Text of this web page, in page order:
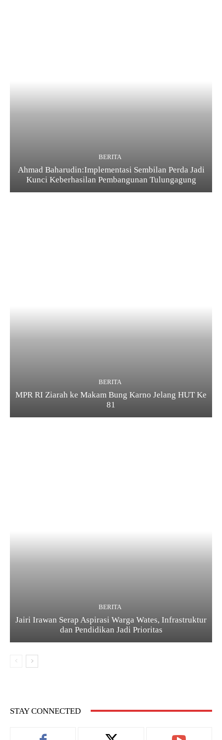
BERITA
Ahmad Baharudin:Implementasi Sembilan Perda Jadi
Kunci Keberhasilan Pembangunan Tulungagung
BERITA
MPR RI Ziarah ke Makam Bung Karno Jelang HUT Ke
81
BERITA
Jairi Irawan Serap Aspirasi Warga Wates, Infrastruktur
dan Pendidikan Jadi Prioritas
STAY CONNECTED